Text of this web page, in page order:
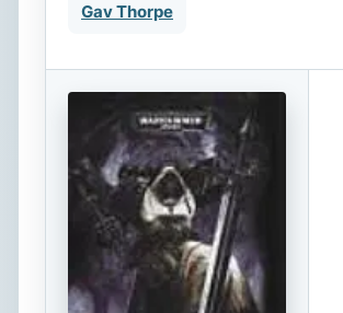
Gav Thorpe